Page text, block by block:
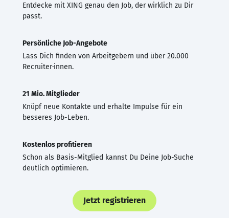
Entdecke mit XING genau den Job, der wirklich zu Dir
passt.
Persönliche Job-Angebote
Lass Dich finden von Arbeitgebern und über 20.000
Recruiter·innen.
21 Mio. Mitglieder
Knüpf neue Kontakte und erhalte Impulse für ein
besseres Job-Leben.
Kostenlos profitieren
Schon als Basis-Mitglied kannst Du Deine Job-Suche
deutlich optimieren.
Jetzt registrieren